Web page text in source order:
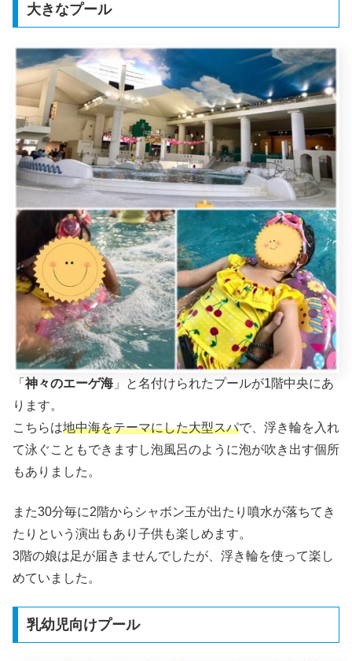
大きなプール
「 神々のエーゲ海 」と名付けられたプールが1階中央にあ
ります。
こちらは地中海をテーマにした大型スパで、浮き輪を入れ
て泳ぐこともできますし泡風呂のように泡が吹き出す個所
もありました。
また30分毎に2階からシャボン玉が出たり噴水が落ちてき
たりという演出もあり子供も楽しめます。
3階の娘は足が届きませんでしたが、浮き輪を使って楽し
めていました。
乳幼児向けプール